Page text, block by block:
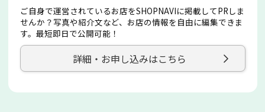
ご自身で運営されているお店をSHOPNAVIに掲載してPRしま
せんか？写真や紹介文など、お店の情報を自由に編集できま
す。最短即日で公開可能！
詳細・お申し込みはこちら